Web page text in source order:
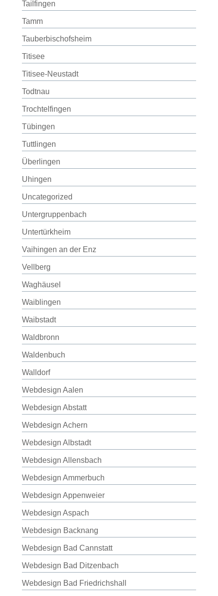
Tailfingen
Tamm
Tauberbischofsheim
Titisee
Titisee-Neustadt
Todtnau
Trochtelfingen
Tübingen
Tuttlingen
Überlingen
Uhingen
Uncategorized
Untergruppenbach
Untertürkheim
Vaihingen an der Enz
Vellberg
Waghäusel
Waiblingen
Waibstadt
Waldbronn
Waldenbuch
Walldorf
Webdesign Aalen
Webdesign Abstatt
Webdesign Achern
Webdesign Albstadt
Webdesign Allensbach
Webdesign Ammerbuch
Webdesign Appenweier
Webdesign Aspach
Webdesign Backnang
Webdesign Bad Cannstatt
Webdesign Bad Ditzenbach
Webdesign Bad Friedrichshall